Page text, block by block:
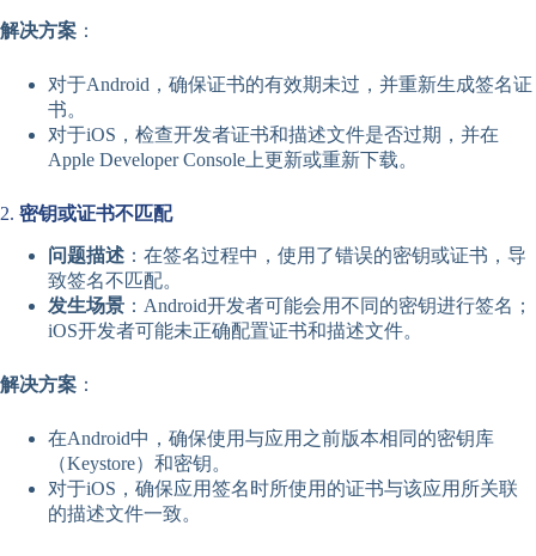
解决方案 ：
对于Android，确保证书的有效期未过，并重新生成签名证
书。
对于iOS，检查开发者证书和描述文件是否过期，并在
Apple Developer Console上更新或重新下载。
2. 密钥或证书不匹配
问题描述 ：在签名过程中，使用了错误的密钥或证书，导
致签名不匹配。
发生场景 ：Android开发者可能会用不同的密钥进行签名；
iOS开发者可能未正确配置证书和描述文件。
解决方案 ：
在Android中，确保使用与应用之前版本相同的密钥库
（Keystore）和密钥。
对于iOS，确保应用签名时所使用的证书与该应用所关联
的描述文件一致。